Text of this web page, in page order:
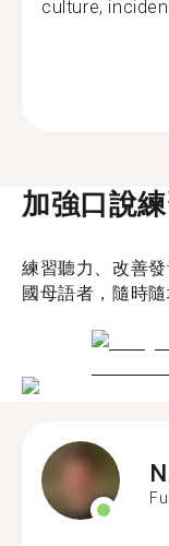
culture,
加強口說
練習聽力、改善
國母語者，隨時